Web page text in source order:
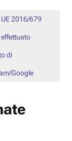
2016/679
effettuato
di
Google